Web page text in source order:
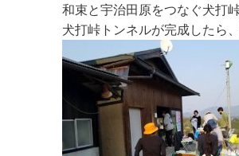
和束と宇治田原をつなぐ犬打
犬打峠トンネルが完成したら